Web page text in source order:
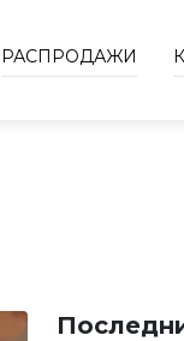
РАСПРОДАЖИ